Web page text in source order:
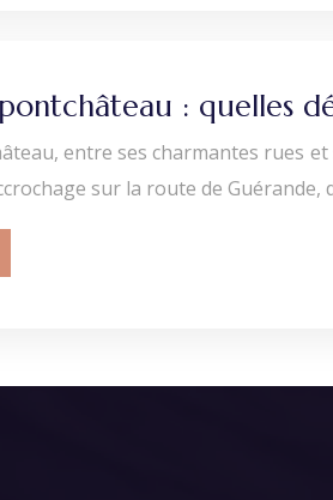
: quelles
entre ses charmantes rues
sur la route de